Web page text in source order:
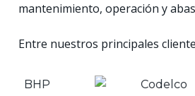
mantenimiento, operación y
Entre nuestros principales